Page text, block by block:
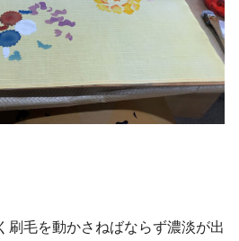
刷毛を動かさねばならず濃淡が出